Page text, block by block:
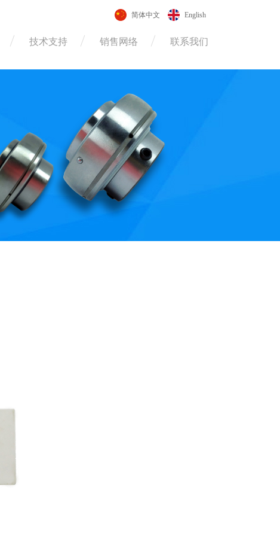
简体中文 English
技术支持 销售网络 联系我们